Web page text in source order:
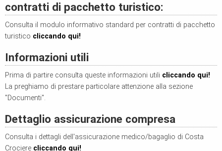
contratti di pacchetto turistico:
Consulta il modulo informativo standard per contratti di pacchetto
turistico cliccando qui!
Informazioni utili
Prima di partire consulta queste informazioni utili cliccando qui!
La preghiamo di prestare particolare attenzione alla sezione
"Documenti".
Dettaglio assicurazione compresa
Consulta i dettagli dell'assicurazione medico/bagaglio di Costa
Crociere cliccando qui!